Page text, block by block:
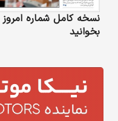
نسخه کامل شماره امروز
بخوانید